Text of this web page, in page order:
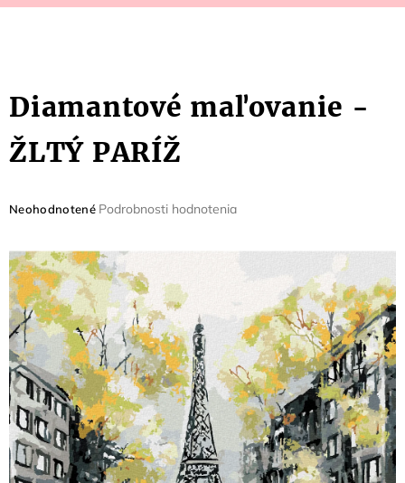
Diamantové maľovanie -
ŽLTÝ PARÍŽ
Priemerné
je
0,0
z
5
hviezdičiek.
Neohodnotené Podrobnosti hodnotenia